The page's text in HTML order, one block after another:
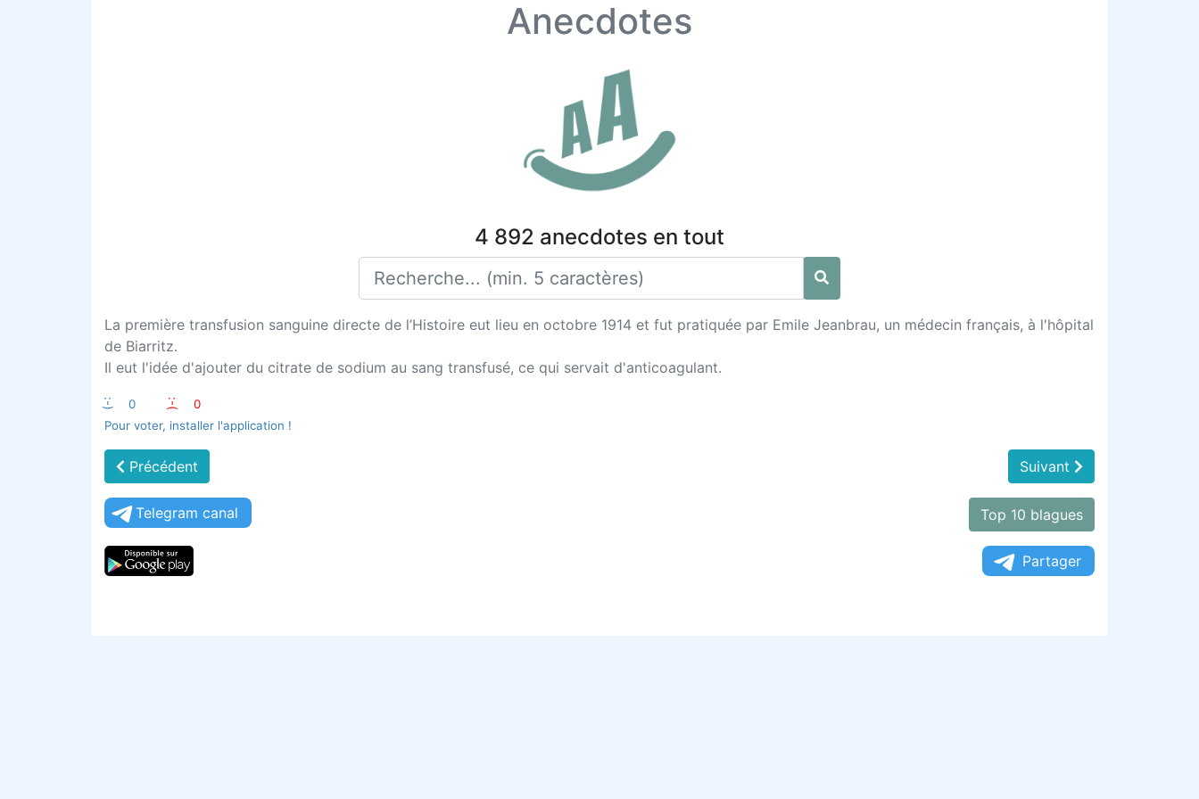
Anecdotes
4 892 anecdotes en tout
La première transfusion sanguine directe de l’Histoire eut lieu en octobre 1914 et fut pratiquée par Emile Jeanbrau, un médecin français, à l'hôpital
de Biarritz.
Il eut l'idée d'ajouter du citrate de sodium au sang transfusé, ce qui servait d'anticoagulant.
:-) 0 :-(
0
Pour voter, installer l'application !
Précédent Suivant
Telegram canal Top 10 blagues
Partager